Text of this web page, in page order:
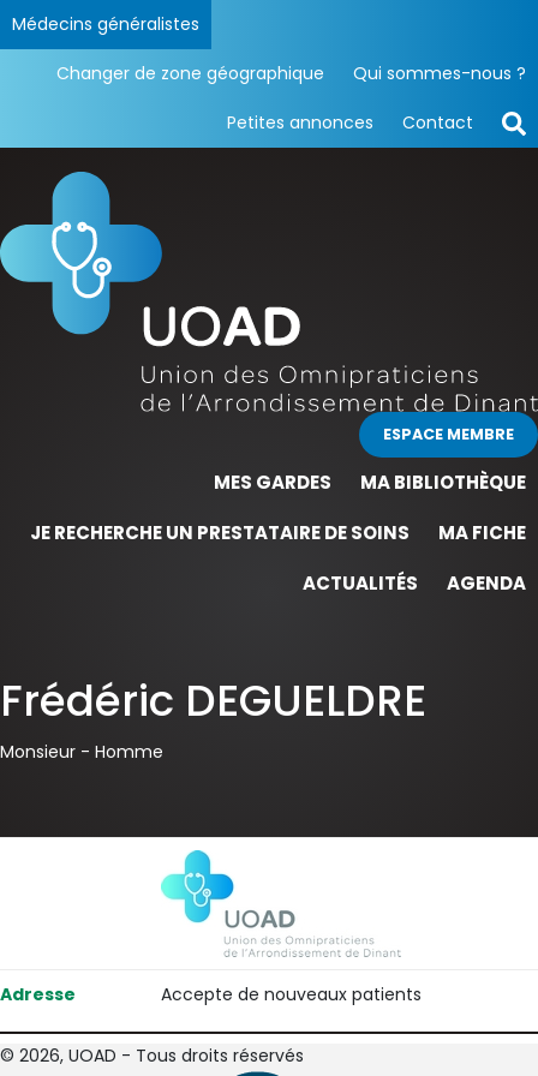
Médecins généralistes
Changer de zone géographique Qui sommes-nous ?
Petites annonces Contact
ESPACE MEMBRE
MES GARDES
MA BIBLIOTHÈQUE
JE RECHERCHE UN PRESTATAIRE DE SOINS
MA FICHE
ACTUALITÉS
AGENDA
Frédéric DEGUELDRE
Monsieur - Homme
Adresse Accepte de nouveaux patients
© 2026, UOAD - Tous droits réservés